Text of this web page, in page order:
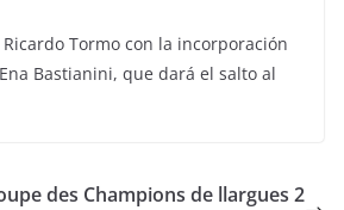
Tormo con la incorporación
Bastianini, que dará el salto al
des Champions de llargues 2